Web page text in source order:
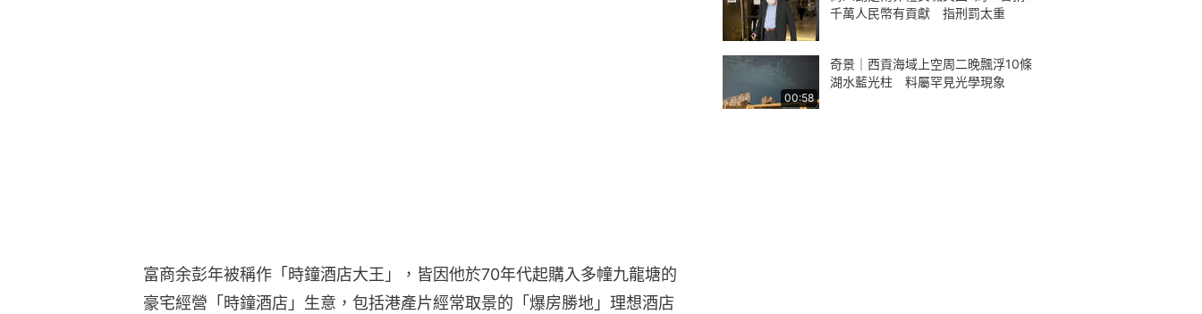
富商余彭年被稱作「時鐘酒店大王」，皆因他於70年代起購入多幢九龍塘的
豪宅經營「時鐘酒店」生意，包括港產片經常取景的「爆房勝地」理想酒店
千萬人民幣有貢獻 指刑罰太重
00:58
奇景｜西貢海域上空周二晚飄浮10條
湖水藍光柱 料屬罕見光學現象